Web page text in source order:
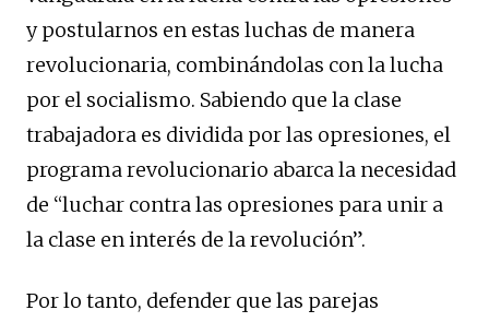
y postularnos en estas luchas de manera
revolucionaria, combinándolas con la lucha
por el socialismo. Sabiendo que la clase
trabajadora es dividida por las opresiones, el
programa revolucionario abarca la necesidad
de “luchar contra las opresiones para unir a
la clase en interés de la revolución”.
Por lo tanto, defender que las parejas